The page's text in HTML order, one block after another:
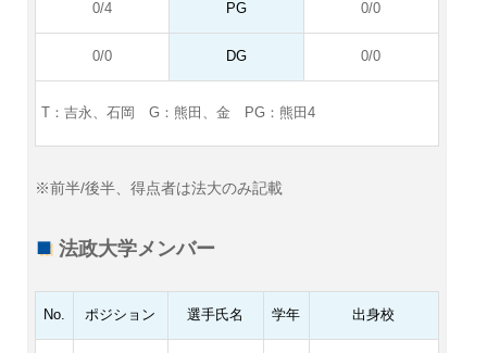
0/4 PG 0/0
0/0 DG 0/0
T：吉永、石岡 G：熊田、金 PG：熊田4
※前半/後半、得点者は法大のみ記載
法政大学メンバー
No. ポジション 選手氏名 学年 出身校